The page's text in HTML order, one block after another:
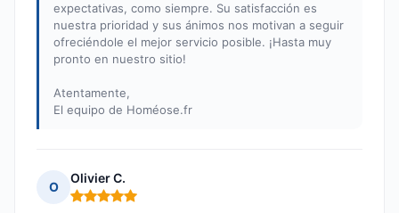
expectativas, como siempre. Su satisfacción es
nuestra prioridad y sus ánimos nos motivan a seguir
ofreciéndole el mejor servicio posible. ¡Hasta muy
pronto en nuestro sitio!
Atentamente,
El equipo de Homéose.fr
O
Olivier C.
Nota: 5 de 5